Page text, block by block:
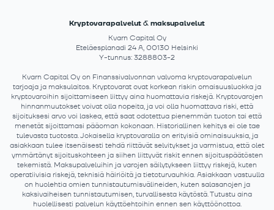
Kryptovarapalvelut & maksupalvelut
Kvarn Capital Oy
Eteläesplanadi 24 A, 00130 Helsinki
Y-tunnus: 3288803-2
Kvarn Capital Oy on Finanssivalvonnan valvoma kryptovarapalvelun
tarjoaja ja maksulaitos. Kryptovarat ovat korkean riskin omaisuusluokka ja
kryptovaroihin sijoittamiseen liittyy aina huomattavia riskejä. Kryptovarojen
hinnanmuutokset voivat olla nopeita, ja voi olla huomattava riski, että
sijoituksesi arvo voi laskea, että saat odotettua pienemmän tuoton tai että
menetät sijoittamasi pääoman kokonaan. Historiallinen kehitys ei ole tae
tulevasta tuotosta. Jokaisella kryptovaralla on erityisiä ominaisuuksia, ja
asiakkaan tulee itsenäisesti tehdä riittävät selvitykset ja varmistua, että olet
ymmärtänyt sijoituskohteen ja siihen liittyvät riskit ennen sijoituspäätösten
tekemistä. Maksupalveluihin ja varojen säilytykseen liittyy riskejä, kuten
operatiivisia riskejä, teknisiä häiriöitä ja tietoturvauhkia. Asiakkaan vastuulla
on huolehtia omien tunnistautumisvälineiden, kuten salasanojen ja
kaksivaiheisen tunnistautumisen, turvallisesta käytöstä. Tutustu aina
huolellisesti palvelun käyttöehtoihin ennen sen käyttöönottoa.